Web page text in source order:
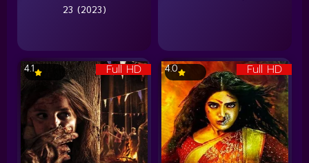
23 (2023)
Full HD
4.1 Full HD
4.0